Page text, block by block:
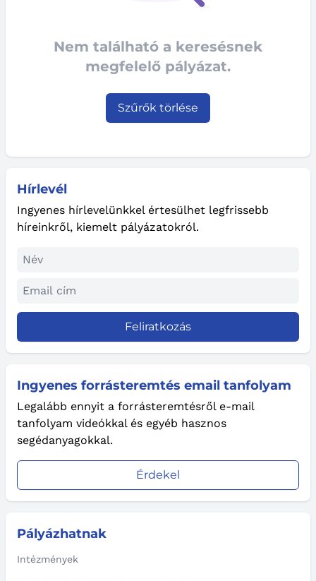
Hírlevél
Ingyenes hírlevelünkkel értesülhet legfrissebb
híreinkről, kiemelt pályázatokról.
Feliratkozás
Ingyenes forrásteremtés email tanfolyam
Legalább ennyit a forrásteremtésről e-mail
tanfolyam videókkal és egyéb hasznos
segédanyagokkal.
Érdekel
Pályázhatnak
Intézmények
Nem található a keresésnek
megfelelő pályázat.
Szűrők törlése